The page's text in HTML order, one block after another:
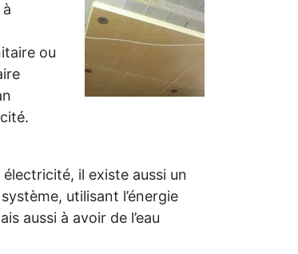
ou
il existe aussi un
utilisant l’énergie
aussi à avoir de l’eau